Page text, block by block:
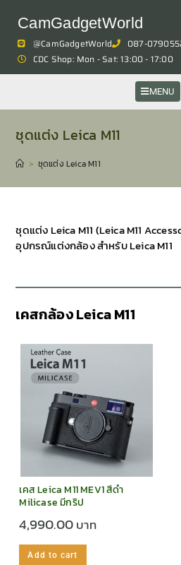
CamGadgetWorld
@CamGadgetWorld
087-
CDC Shop: Mon - Sat: 13:00 - 17:00
MENU
ชุดแต่ง Leica M11
> ชุดแต่ง Leica M11
ชุดแต่ง Leica M11 (Leica M11
อุปกรณ์แต่งกล้อง สำหรับ Leica M11
เคสกล้อง Leica M11
เคส Leica M11 MEV1 สีดำ
Milicase มีกริป
4,990.00
Add to cart